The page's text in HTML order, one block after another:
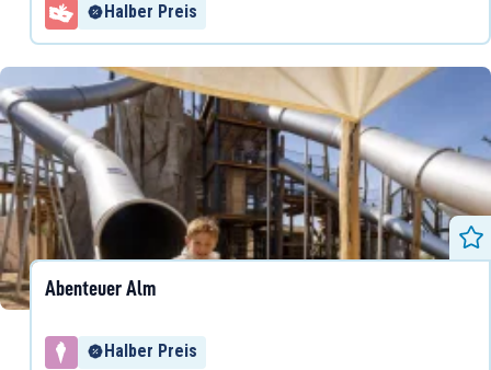
Halber Preis
Abenteuer Alm
Halber Preis